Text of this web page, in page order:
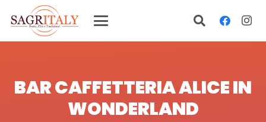
BAR CAFFETTERIA ALICE IN
WONDERLAND